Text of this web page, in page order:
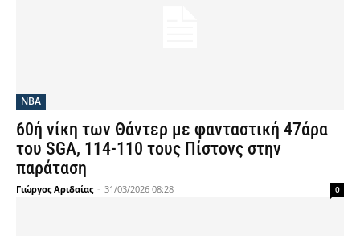
NBA
60ή νίκη των Θάντερ με φανταστική 47άρα
του SGA, 114-110 τους Πίστονς στην
παράταση
Γιώργος Αριδαίας - 31/03/2026 08:28 0